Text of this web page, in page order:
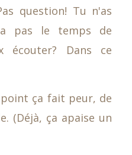
question! Tu n'as
pas le temps de
écouter? Dans ce
point ça fait peur, de
(Déjà, ça apaise un